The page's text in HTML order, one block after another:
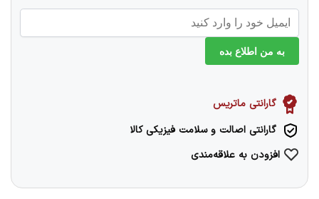
به من اطلاع بده
گارانتی ماتریس
گارانتی اصالت و سلامت فیزیکی کالا
افزودن به علاقه‌مندی